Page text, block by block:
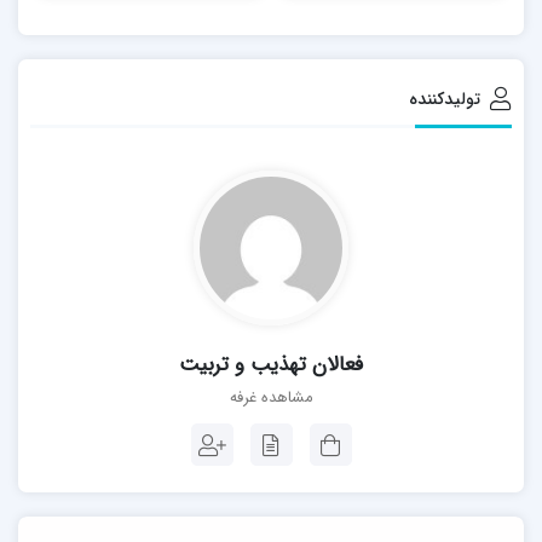
بخش هفتم: عوامل تربیت (غیر از مربی)
بخش هشتم: موانع تربیت
جهت خرید ایترنتی کتاب از اقدام نمایید
مربی تربیتی)
تولیدکننده
فعالان تهذیب و تربیت
مشاهده غرفه